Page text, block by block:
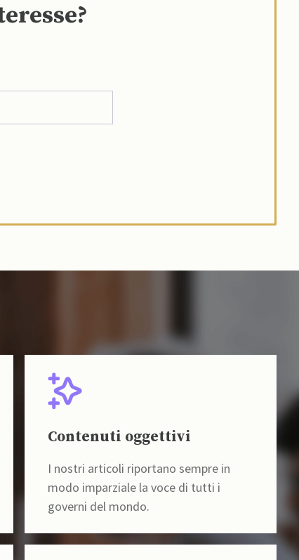
Contenuti oggettivi
I nostri articoli riportano sempre in
modo imparziale la voce di tutti i
governi del mondo.